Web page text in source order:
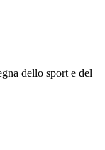
dello sport e del